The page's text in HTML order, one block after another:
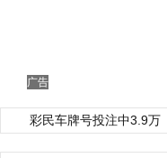
广告
彩民车牌号投注中3.9万